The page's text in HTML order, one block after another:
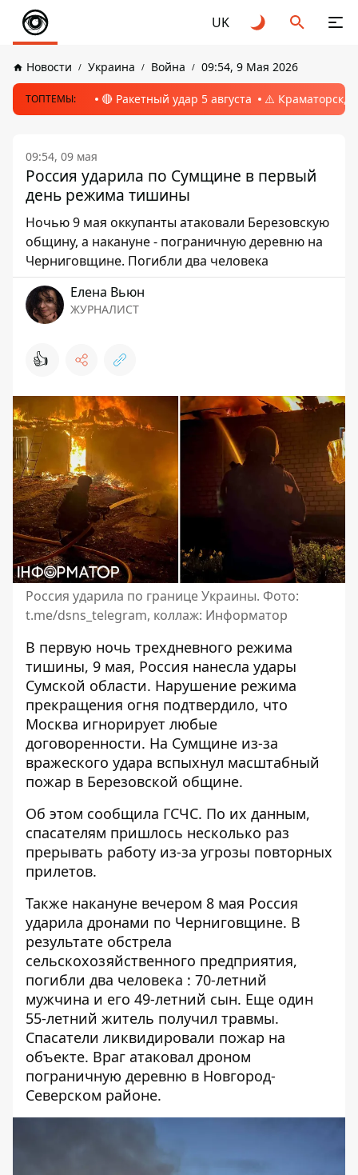
UK
Новости Украина Война 09:54, 9 Мая 2026
ТОПТЕМЫ: 🔴 Ракетный удар 5 августа ⚠️ Краматорск,
09:54, 09 мая
Россия ударила по Сумщине в первый
день режима тишины
Ночью 9 мая оккупанты атаковали Березовскую
общину, а накануне - пограничную деревню на
Черниговщине. Погибли два человека
Елена Вьюн
ЖУРНАЛИСТ
👍
Россия ударила по границе Украины. Фото:
t.me/dsns_telegram, коллаж: Информатор
В первую ночь трехдневного режима
тишины, 9 мая, Россия нанесла удары
Сумской области. Нарушение режима
прекращения огня подтвердило, что
Москва игнорирует любые
договоренности. На Сумщине из-за
вражеского удара вспыхнул масштабный
пожар в Березовской общине.
Об этом сообщила ГСЧС. По их данным,
спасателям пришлось несколько раз
прерывать работу из-за угрозы повторных
прилетов.
Также накануне вечером 8 мая Россия
ударила дронами по Черниговщине. В
результате обстрела
сельскохозяйственного предприятия,
погибли два человека : 70-летний
мужчина и его 49-летний сын. Еще один
55-летний житель получил травмы.
Спасатели ликвидировали пожар на
объекте. Враг атаковал дроном
пограничную деревню в Новгород-
Северском районе.